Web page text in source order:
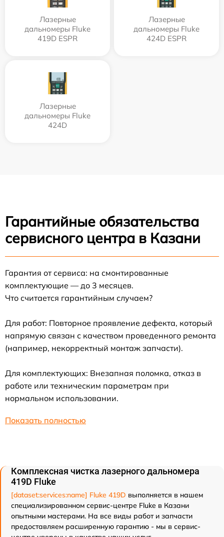
Лазерные
дальномеры Fluke
419D ESPR
Лазерные
дальномеры Fluke
424D ESPR
Лазерные
дальномеры Fluke
424D
Гарантийные обязательства
сервисного центра в Казани
Гарантия от сервиса: на смонтированные
комплектующие — до 3 месяцев.
Что считается гарантийным случаем?
Для работ: Повторное проявление дефекта, который
напрямую связан с качеством проведенного ремонта
(например, некорректный монтаж запчасти).
Для комплектующих: Внезапная поломка, отказ в
работе или техническим параметрам при
нормальном использовании.
Показать полностью
Комплексная чистка лазерного дальномера
419D Fluke
[dataset:services:name] Fluke 419D выполняется в нашем
специализированном сервис-центре Fluke в Казани
опытными мастерами. На все виды работ и запчасти
предоставляем расширенную гарантию - мы в сервис-